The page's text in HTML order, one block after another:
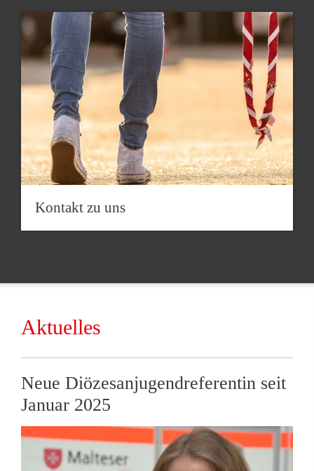
Kontakt zu uns
Aktuelles
Neue Diözesanjugendreferentin seit
Januar 2025